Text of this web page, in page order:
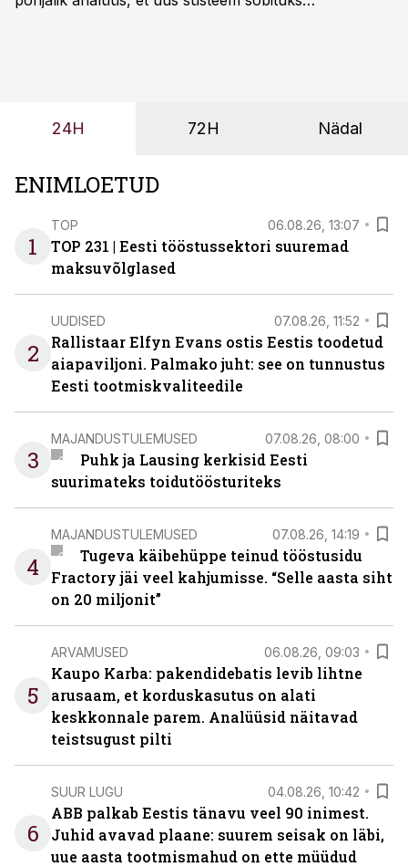
OÜ tegevjuht Sander Mitendorf.
24H 72H Nädal
ENIMLOETUD
1
TOP 06.08.26, 13:07
TOP 231 | Eesti tööstussektori suuremad
maksuvõlglased
2
UUDISED 07.08.26, 11:52
Rallistaar Elfyn Evans ostis Eestis toodetud
aiapaviljoni. Palmako juht: see on tunnustus
Eesti tootmiskvaliteedile
3
MAJANDUSTULEMUSED 07.08.26, 08:00
Puhk ja Lausing kerkisid Eesti
suurimateks toidutöösturiteks
4
MAJANDUSTULEMUSED 07.08.26, 14:19
Tugeva käibehüppe teinud tööstusidu
Fractory jäi veel kahjumisse. “Selle aasta siht
on 20 miljonit”
5
ARVAMUSED 06.08.26, 09:03
Kaupo Karba: pakendidebatis levib lihtne
arusaam, et korduskasutus on alati
keskkonnale parem. Analüüsid näitavad
teistsugust pilti
6
SUUR LUGU 04.08.26, 10:42
ABB palkab Eestis tänavu veel 90 inimest.
Juhid avavad plaane: suurem seisak on läbi,
uue aasta tootmismahud on ette müüdud